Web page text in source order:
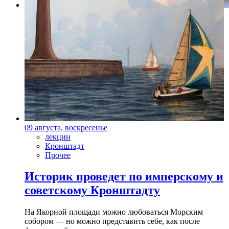
Фото: mbronnaya.theatre.ru
09 августа, воскресенье
лекции
Кронштадт
Прочее
Историк проведет по имперскому и
советскому Кронштадту
На Якорной площади можно любоваться Морским
собором — но можно представить себе, как после